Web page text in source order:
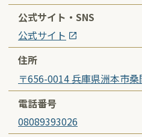
公式サイト・SNS
公式サイト
住所
〒656-0014 兵庫県洲本市桑
電話番号
08089393026